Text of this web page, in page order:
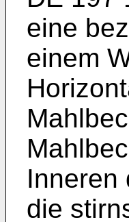
eine
einem
Inneren
die